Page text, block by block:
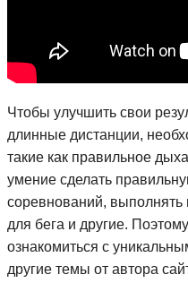
Чтобы улучшить свои
длинные дистанции,
такие как правильное
умение сделать
соревнований,
для бега и другие.
ознакомиться с
другие темы от автора